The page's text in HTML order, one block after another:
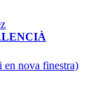
en nova finestra)